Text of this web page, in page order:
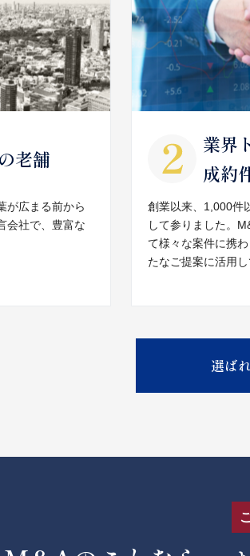
老舗
が広まる前から
会社で、豊富な
業界
成約
創業以来、1,000件
して参りました。
て様々な案件に携
たなご提案に活用し
選ば